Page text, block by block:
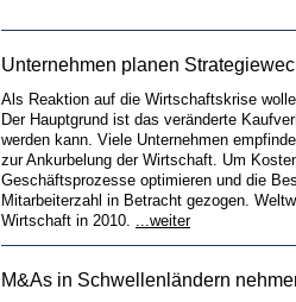
Unternehmen planen
Als Reaktion auf die Wirtschaftskrise
Der Hauptgrund ist das veränderte
werden kann. Viele Unternehmen
zur Ankurbelung der Wirtschaft. Um
Geschäftsprozesse optimieren und die
Mitarbeiterzahl in Betracht gezogen.
Wirtschaft in 2010. ...weiter
M&As in Schwellenländern